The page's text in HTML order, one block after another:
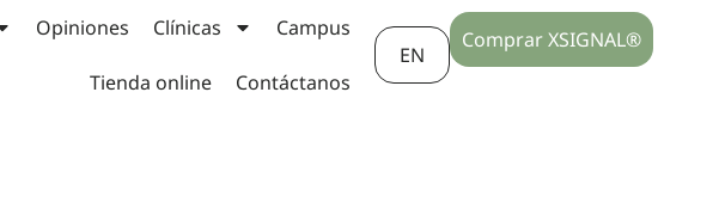
Opiniones Clínicas Campus
Tienda online Contáctanos
EN
Comprar XSIGNAL®